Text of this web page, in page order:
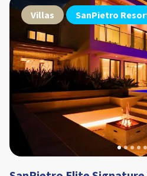
Villas SanPietro